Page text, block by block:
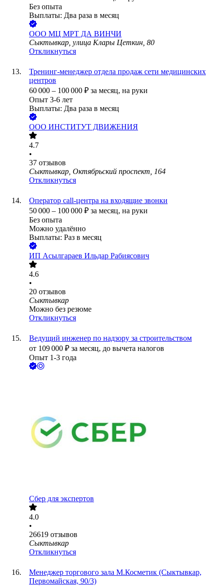
Без опыта
Выплаты: Два раза в месяц
ООО МЦ МРТ ДА ВИНЧИ
Сыктывкар, улица Клары Цеткин, 80
Откликнуться
Тренинг-менеджер отдела продаж сети медицинских
центров
60 000 – 100 000 ₽ за месяц, на руки
Опыт 3-6 лет
Выплаты: Два раза в месяц
ООО ИНСТИТУТ ДВИЖЕНИЯ
4.7
•
37 отзывов
Сыктывкар, Октябрьский проспект, 164
Откликнуться
Оператор call-центра на входящие звонки
50 000 – 100 000 ₽ за месяц, на руки
Без опыта
Можно удалённо
Выплаты: Раз в месяц
ИП Асылгараев Ильдар Рабиясович
4.6
•
20 отзывов
Сыктывкар
Можно без резюме
Откликнуться
Ведущий инженер по надзору за строительством
от 109 000 ₽ за месяц, до вычета налогов
Опыт 1-3 года
Сбер для экспертов
4.0
•
26619 отзывов
Сыктывкар
Откликнуться
Менеджер торгового зала М.Косметик (Сыктывкар,
Первомайская, 90/3)